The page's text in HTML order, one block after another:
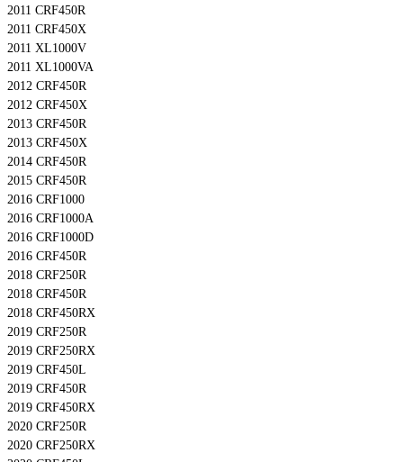
2011 CRF450R
2011 CRF450X
2011 XL1000V
2011 XL1000VA
2012 CRF450R
2012 CRF450X
2013 CRF450R
2013 CRF450X
2014 CRF450R
2015 CRF450R
2016 CRF1000
2016 CRF1000A
2016 CRF1000D
2016 CRF450R
2018 CRF250R
2018 CRF450R
2018 CRF450RX
2019 CRF250R
2019 CRF250RX
2019 CRF450L
2019 CRF450R
2019 CRF450RX
2020 CRF250R
2020 CRF250RX